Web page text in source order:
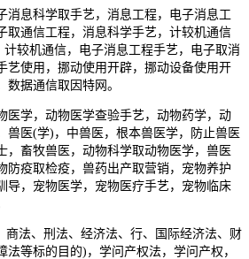
息科学取手艺，消息工程，电子消息工
取通信工程，消息科学手艺，计较机通信
较机通信，电子消息工程手艺，电子取消
艺使用，挪动使用开辟，挪动设备使用开
据通信取因特网。
学，动物医学查验手艺，动物药学，动
兽医(学)，中兽医，根本兽医学，防止兽医
，畜牧兽医，动物科学取动物医学，兽医
防疫取检疫，兽药出产取营销，宠物养护
导，宠物医学，宠物医疗手艺，宠物临床
法、刑法、经济法、行、国际经济法、财
法等标的目的)，学问产权法，学问产权，